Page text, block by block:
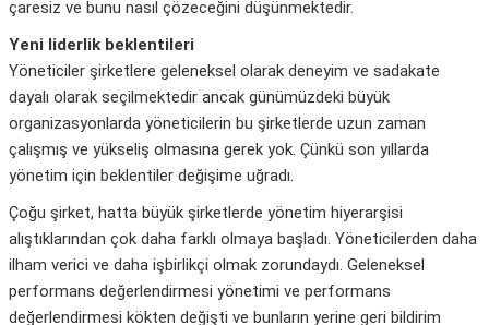
çaresiz ve bunu nasıl çözeceğini düşünmektedir.
Yeni liderlik beklentileri
Yöneticiler şirketlere geleneksel olarak deneyim ve sadakate
dayalı olarak seçilmektedir ancak günümüzdeki büyük
organizasyonlarda yöneticilerin bu şirketlerde uzun zaman
çalışmış ve yükseliş olmasına gerek yok. Çünkü son yıllarda
yönetim için beklentiler değişime uğradı.
Çoğu şirket, hatta büyük şirketlerde yönetim hiyerarşisi
alıştıklarından çok daha farklı olmaya başladı. Yöneticilerden daha
ilham verici ve daha işbirlikçi olmak zorundaydı. Geleneksel
performans değerlendirmesi yönetimi ve performans
değerlendirmesi kökten değişti ve bunların yerine geri bildirim